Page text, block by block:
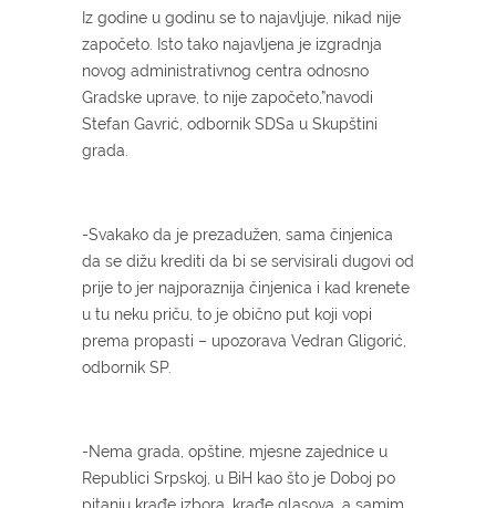
Iz godine u godinu se to najavljuje, nikad nije
započeto. Isto tako najavljena je izgradnja
novog administrativnog centra odnosno
Gradske uprave, to nije započeto,”navodi
Stefan Gavrić, odbornik SDSa u Skupštini
grada.
-Svakako da je prezadužen, sama činjenica
da se dižu krediti da bi se servisirali dugovi od
prije to jer najporaznija činjenica i kad krenete
u tu neku priču, to je obično put koji vopi
prema propasti – upozorava Vedran Gligorić,
odbornik SP.
-Nema grada, opštine, mjesne zajednice u
Republici Srpskoj, u BiH kao što je Doboj po
pitanju krađe izbora, krađe glasova, a samim